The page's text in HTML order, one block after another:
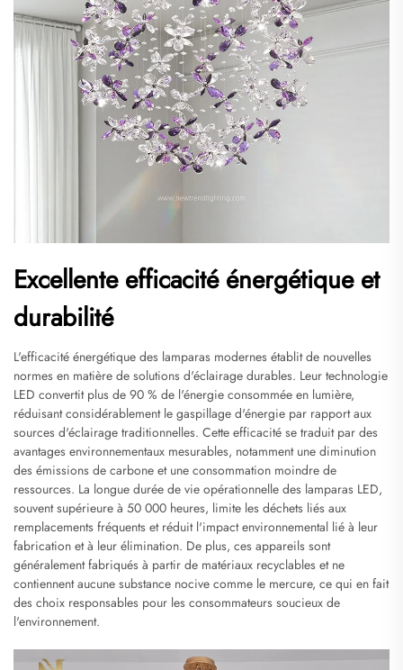
Excellente efficacité énergétique et
durabilité
L'efficacité énergétique des lamparas modernes établit de nouvelles
normes en matière de solutions d'éclairage durables. Leur technologie
LED convertit plus de 90 % de l'énergie consommée en lumière,
réduisant considérablement le gaspillage d'énergie par rapport aux
sources d'éclairage traditionnelles. Cette efficacité se traduit par des
avantages environnementaux mesurables, notamment une diminution
des émissions de carbone et une consommation moindre de
ressources. La longue durée de vie opérationnelle des lamparas LED,
souvent supérieure à 50 000 heures, limite les déchets liés aux
remplacements fréquents et réduit l'impact environnemental lié à leur
fabrication et à leur élimination. De plus, ces appareils sont
généralement fabriqués à partir de matériaux recyclables et ne
contiennent aucune substance nocive comme le mercure, ce qui en fait
des choix responsables pour les consommateurs soucieux de
l'environnement.